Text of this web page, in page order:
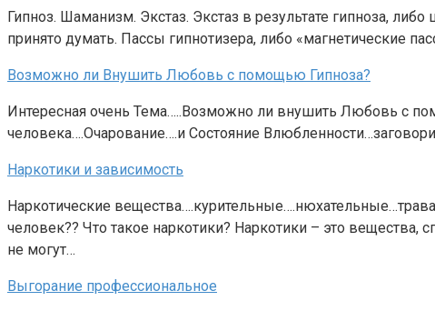
Гипноз. Шаманизм. Экстаз. Экстаз в результате гипноза,
принято думать. Пассы гипнотизера, либо «магнетические
Возможно ли Внушить Любовь с помощью Гипноза?
Интересная очень Тема…..Возможно ли внушить Любовь с
человека….Очарование….и Состояние
Наркотики и зависимость
Наркотические
человек?? Что такое наркотики? Наркотики – это
не могут…
Выгорание профессиональное